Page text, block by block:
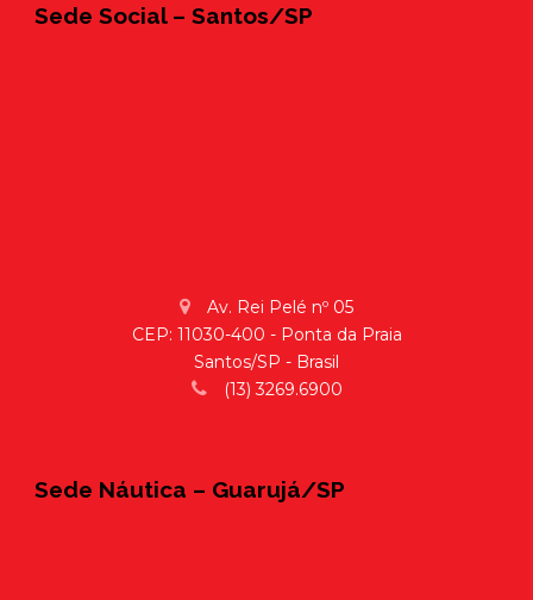
Sede Social – Santos/SP
Av. Rei Pelé nº 05
CEP: 11030-400 - Ponta da Praia
Santos/SP - Brasil
(13) 3269.6900
Sede Náutica – Guarujá/SP